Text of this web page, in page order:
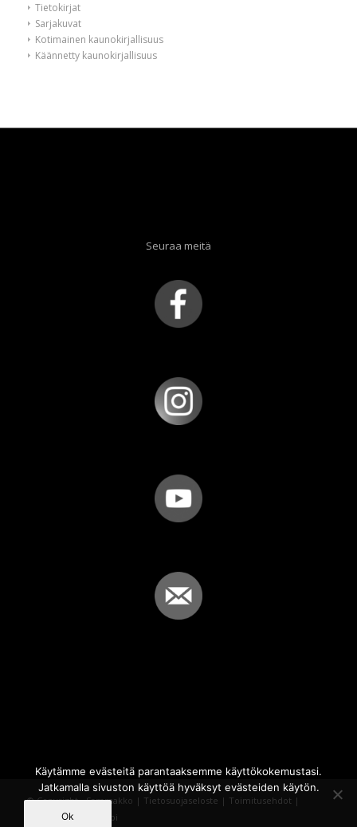
Tietokirjat
Sarjakuvat
Kotimainen kaunokirjallisuus
Käännetty kaunokirjallisuus
Seuraa meitä
© Copyright - Sammakko | Tietosuojaseloste | Toimitusehdot |
Powered by
iQWebbi
Käytämme evästeitä parantaaksemme käyttökokemustasi.
Jatkamalla sivuston käyttöä hyväksyt evästeiden käytön.
Ok